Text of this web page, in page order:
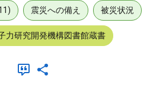
震災への備え 被災状況
力研究開発機構図書館蔵書